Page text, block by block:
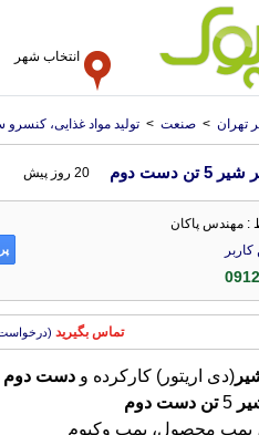
انتخاب شهر
تهران > صنعت > تولید مواد غذایی،
دست دوم 20 روز پیش
: مهندس پاکان
تماس بگیرید
(دی اریتور) کارکرده و دست دوم
تن دست دوم
محصول، پمپ وکیوم